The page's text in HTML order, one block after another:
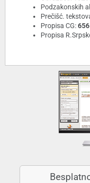
Podzakonskih
Prečišć.
Propisa CG:656
Propisa